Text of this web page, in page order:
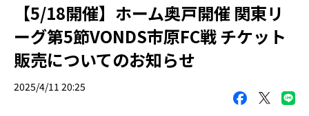
【5/18開催】ホーム奥戸開催 関東リ
ーグ第5節VONDS市原FC戦 チケット
販売についてのお知らせ
2025/4/11 20:25